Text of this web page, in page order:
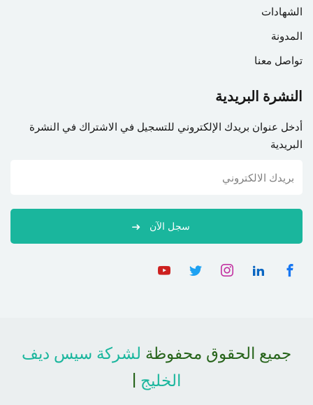
الشهادات
المدونة
تواصل معنا
النشرة البريدية
أدخل عنوان بريدك الإلكتروني للتسجيل في الاشتراك في النشرة
البريدية
سجل الآن
جميع الحقوق محفوظة لشركة سيس ديف
الخليج |